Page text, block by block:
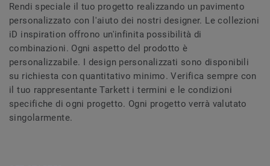
Rendi speciale il tuo progetto realizzando un pavimento
personalizzato con l'aiuto dei nostri designer. Le collezioni
iD inspiration offrono un'infinita possibilità di
combinazioni. Ogni aspetto del prodotto è
personalizzabile. I design personalizzati sono disponibili
su richiesta con quantitativo minimo. Verifica sempre con
il tuo rappresentante Tarkett i termini e le condizioni
specifiche di ogni progetto. Ogni progetto verrà valutato
singolarmente.